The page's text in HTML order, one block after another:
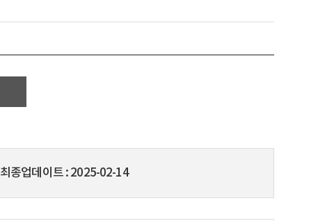
최종업데이트 2025-02-14